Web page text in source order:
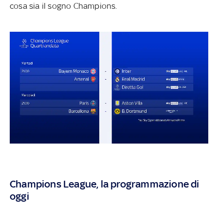
cosa sia il sogno Champions.
Champions League, la programmazione di
oggi